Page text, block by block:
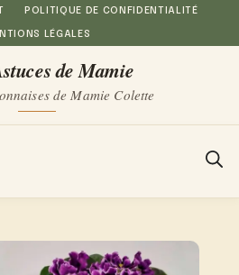
POLITIQUE DE CONFIDENTIALITÉ
LÉGALES
de Mamie
de Mamie Colette